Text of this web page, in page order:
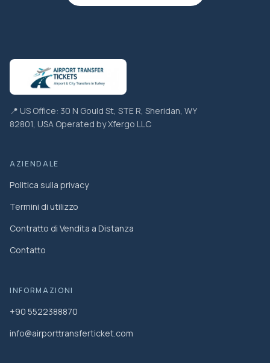
📍 US Office: 30 N Gould St, STE R, Sheridan, WY
82801, USA Operated by Xfergo LLC
AZIENDALE
Politica sulla privacy
Termini di utilizzo
Contratto di Vendita a Distanza
Contatto
INFORMAZIONI
+90 5522388870
info@airporttransferticket.com